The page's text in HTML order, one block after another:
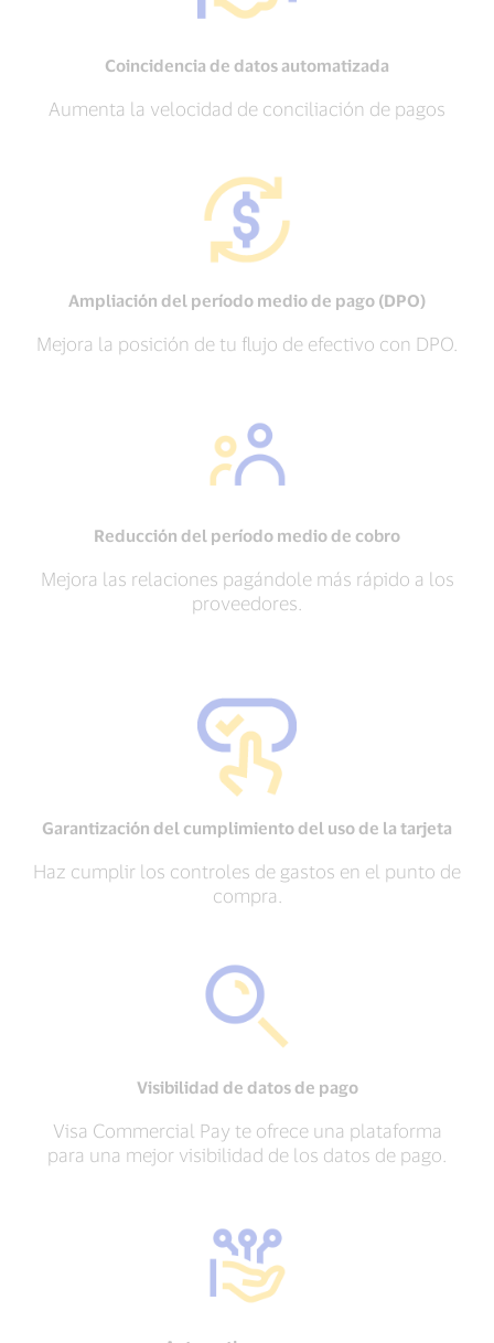
Coincidencia de datos automatizada
Aumenta la velocidad de conciliación de pagos
Ampliación del período medio de pago (DPO)
Mejora la posición de tu flujo de efectivo con DPO.
Reducción del período medio de cobro
Mejora las relaciones pagándole más rápido a los
proveedores.
Garantización del cumplimiento del uso de la tarjeta
Haz cumplir los controles de gastos en el punto de
compra.
Visibilidad de datos de pago
Visa Commercial Pay te ofrece una plataforma
para una mejor visibilidad de los datos de pago.